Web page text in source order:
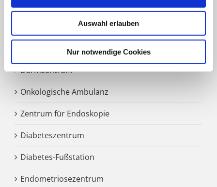
Auswahl erlauben
Nur notwendige Cookies
Zentrale Notaufnahme
Märkisches Brustzentrum
Darmzentrum
Onkologische Ambulanz
Zentrum für Endoskopie
Diabeteszentrum
Diabetes-Fußstation
Endometriosezentrum